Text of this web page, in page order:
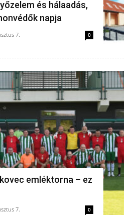
és hálaadás,
napja
7. 0
emléktorna – ez
7. 0